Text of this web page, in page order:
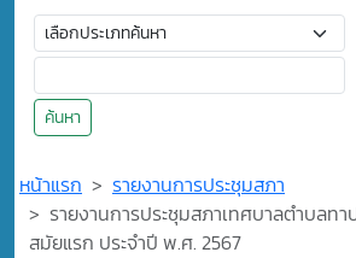
ค้นหา
หน้าแรก
รายงานการประชุมสภา
รายงานการประชุมสภาเทศบาลตำบลท
สมัยแรก ประจำปี พ.ศ. 2567